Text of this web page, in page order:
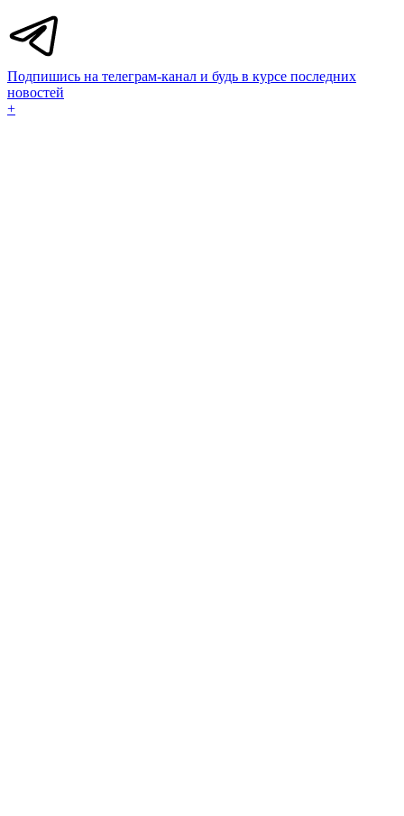
Подпишись на телеграм-канал и будь в курсе последних
новостей
+